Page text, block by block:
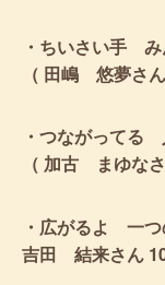
・ちいさい
（ 田嶋 悠夢
・つながっ
（ 加古 まゆな
・広がる
吉田 結来さん